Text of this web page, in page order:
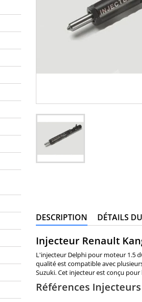
DESCRIPTION DÉTAILS
Injecteur Renault
L'injecteur Delphi pour moteur 1.5
qualité est compatible avec
Suzuki. Cet injecteur est conçu
Références Injecteurs